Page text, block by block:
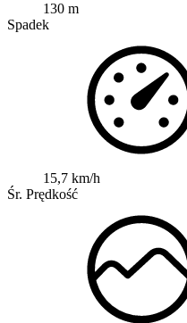
130 m
Spadek
15,7 km/h
Śr. Prędkość